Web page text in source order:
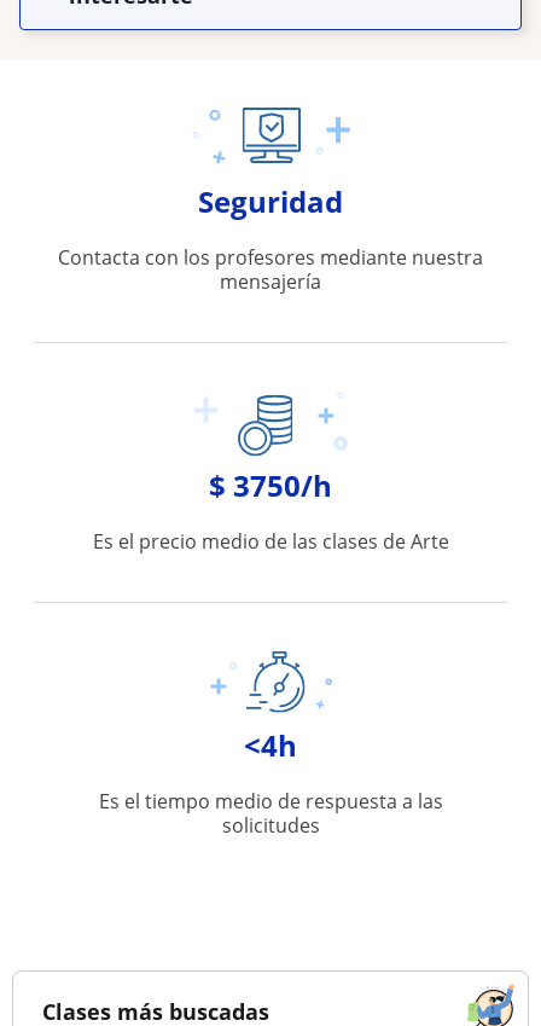
Seguridad
Contacta con los profesores mediante nuestra
mensajería
$ 3750/h
Es el precio medio de las clases de Arte
<4h
Es el tiempo medio de respuesta a las
solicitudes
Clases más buscadas